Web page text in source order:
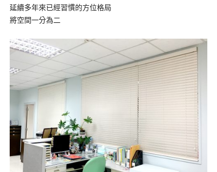
延續多年來已經習慣的方位格局
將空間一分為二